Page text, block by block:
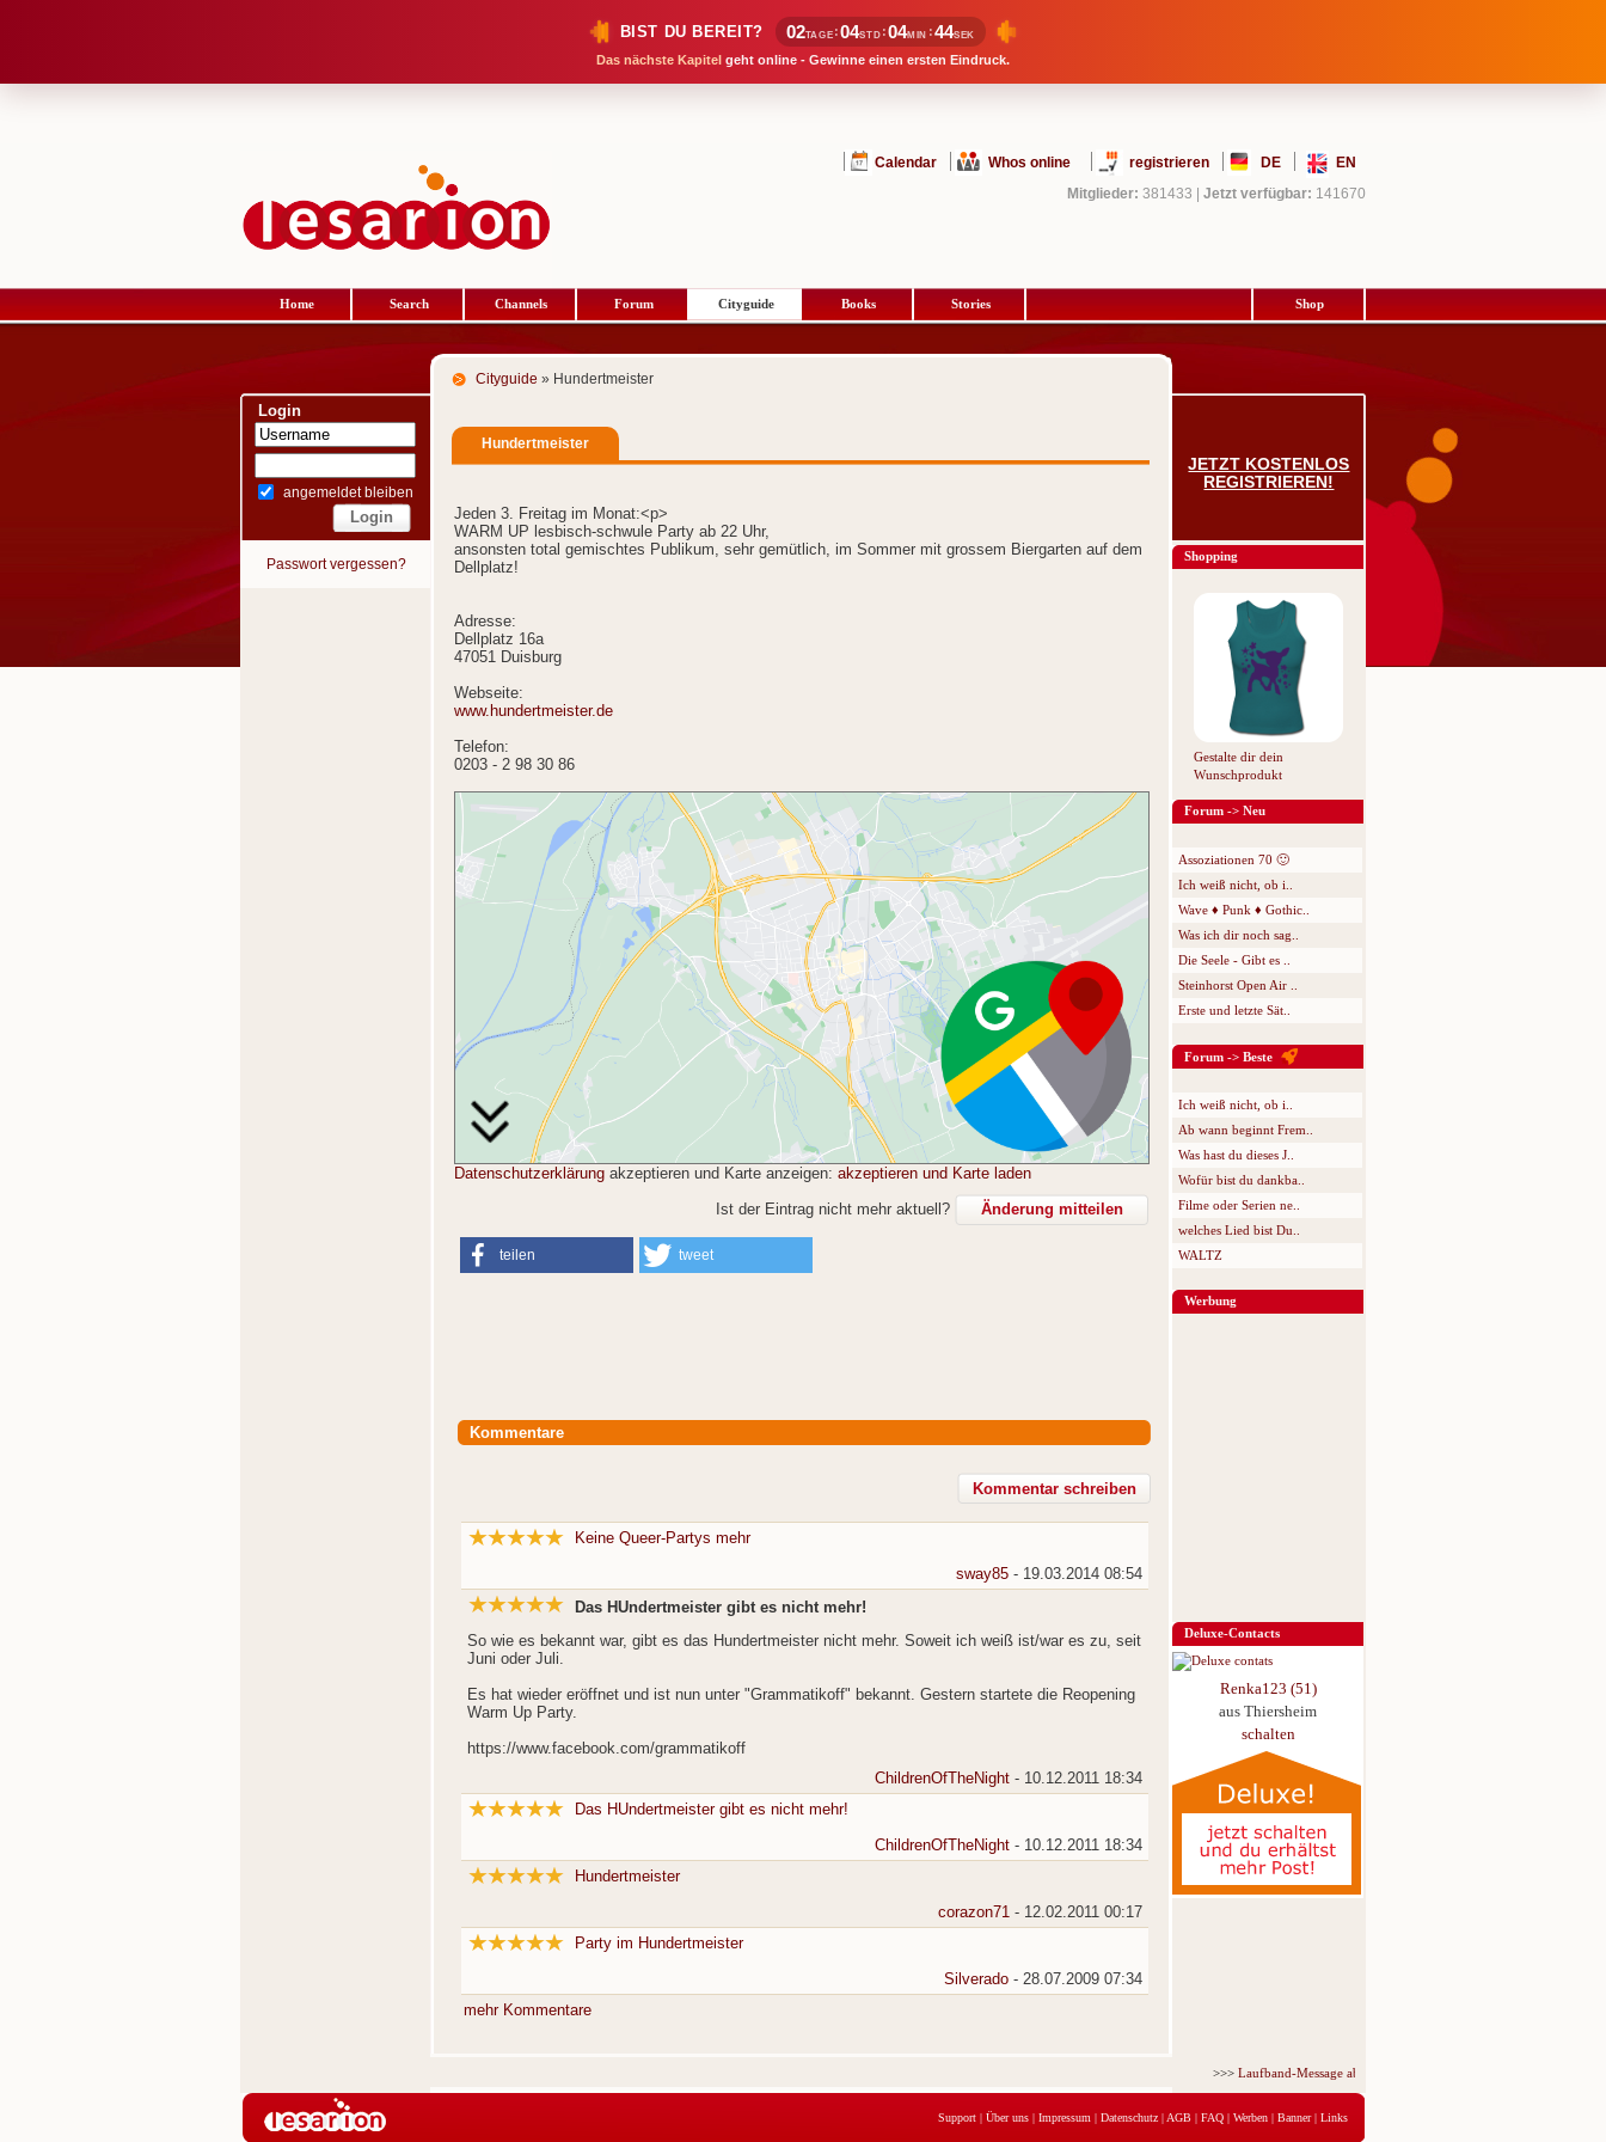
BIST DU BEREIT? 02TAGE :04STD :04MIN :43SEK
Das nächste Kapitel geht online - Gewinne einen ersten Eindruck.
Calendar Whos online registrieren DE
EN
Mitglieder: 381433 Jetzt verfügbar: 141670
Home Search Channels Forum Cityguide Books Stories Shop
Login
angemeldet bleiben
Passwort vergessen?
Cityguide » Hundertmeister
Hundertmeister
Jeden 3. Freitag im Monat:<p>
WARM UP lesbisch-schwule Party ab 22 Uhr,
ansonsten total gemischtes Publikum, sehr gemütlich, im Sommer mit grossem Biergarten auf dem
Dellplatz!
Adresse:
Dellplatz 16a
47051 Duisburg
Webseite:
www.hundertmeister.de
Telefon:
0203 - 2 98 30 86
Datenschutzerklärung akzeptieren und Karte anzeigen: akzeptieren und Karte laden
Ist der Eintrag nicht mehr aktuell?
Änderung mitteilen
teilen tweet
Kommentare
Keine Queer-Partys mehr
sway85- 19.03.2014 08:54
Das HUndertmeister gibt es nicht mehr!
So wie es bekannt war, gibt es das Hundertmeister nicht mehr. Soweit ich weiß ist/war es zu, seit
Juni oder Juli.
Es hat wieder eröffnet und ist nun unter "Grammatikoff" bekannt. Gestern startete die Reopening
Warm Up Party.
https://www.facebook.com/grammatikoff
ChildrenOfTheNight- 10.12.2011 18:34
Das HUndertmeister gibt es nicht mehr!
ChildrenOfTheNight- 10.12.2011 18:34
Hundertmeister
corazon71- 12.02.2011 00:17
Party im Hundertmeister
Silverado- 28.07.2009 07:34
mehr Kommentare
JETZT KOSTENLOS
REGISTRIEREN!
Shopping
Gestalte dir dein
Wunschprodukt
Forum -> Neu
Assoziationen 70 🙂
Ich weiß nicht, ob i..
Wave ♦ Punk ♦ Gothic..
Was ich dir noch sag..
Die Seele - Gibt es ..
Steinhorst Open Air ..
Erste und letzte Sät..
Forum -> Beste
Ich weiß nicht, ob i..
Ab wann beginnt Frem..
Was hast du dieses J..
Wofür bist du dankba..
Filme oder Serien ne..
welches Lied bist Du..
WALTZ
Werbung
Deluxe-Contacts
Renka123 (51)
aus Thiersheim
schalten
>>>Laufband-Message ab nur 5,95 € für 3 Tage!
Support | Über uns | Impressum | Datenschutz | AGB | FAQ | Werben | Banner| Links